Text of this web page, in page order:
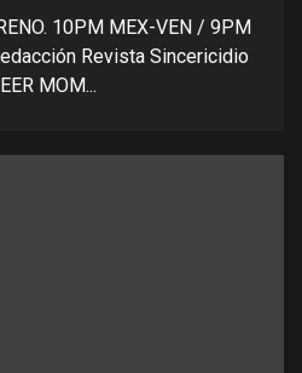
10PM MEX-VEN / 9PM
Revista Sincericidio
MOM...